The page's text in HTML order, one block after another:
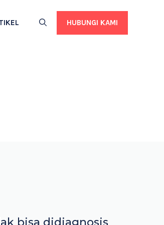
HUBUNGI KAMI
bisa didiagnosis